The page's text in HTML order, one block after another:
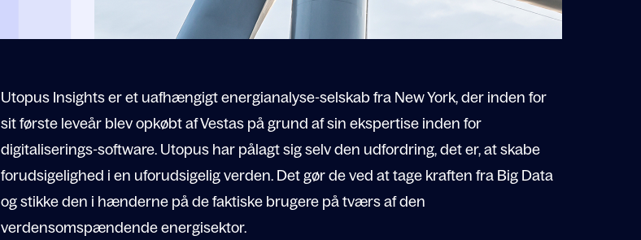
Utopus Insights er et uafhængigt energianalyse-selskab fra New York, der inden for
sit første leveår blev opkøbt af Vestas på grund af sin ekspertise inden for
digitaliserings-software. Utopus har pålagt sig selv den udfordring, det er, at skabe
forudsigelighed i en uforudsigelig verden. Det gør de ved at tage kraften fra Big Data
og stikke den i hænderne på de faktiske brugere på tværs af den
verdensomspændende energisektor.